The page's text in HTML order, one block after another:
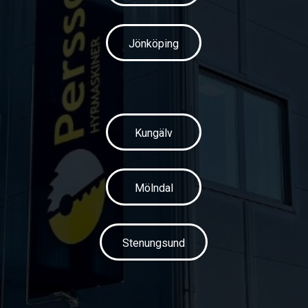
Jönköping
Kungälv
Mölndal
Stenungsund